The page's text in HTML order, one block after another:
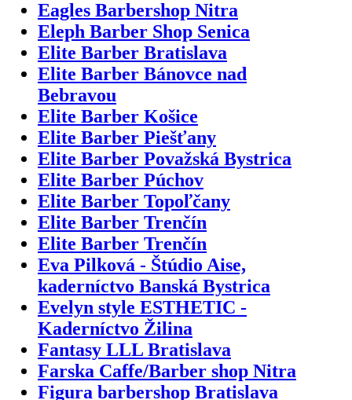
Eagles Barbershop Nitra
Eleph Barber Shop Senica
Elite Barber Bratislava
Elite Barber Bánovce nad
Bebravou
Elite Barber Košice
Elite Barber Piešťany
Elite Barber Považská Bystrica
Elite Barber Púchov
Elite Barber Topoľčany
Elite Barber Trenčín
Elite Barber Trenčín
Eva Pilková - Štúdio Aise,
kaderníctvo Banská Bystrica
Evelyn style ESTHETIC -
Kaderníctvo Žilina
Fantasy LLL Bratislava
Farska Caffe/Barber shop Nitra
Figura barbershop Bratislava